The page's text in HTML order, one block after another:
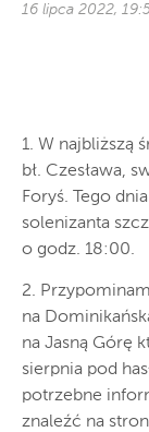
16 lipca 2022,
1. W najbliższą
bł. Czesława,
Foryś. Tego
solenizanta
o godz. 18:00.
2.
na
na Jasną Górę
sierpnia pod
potrzebne
znaleźć na